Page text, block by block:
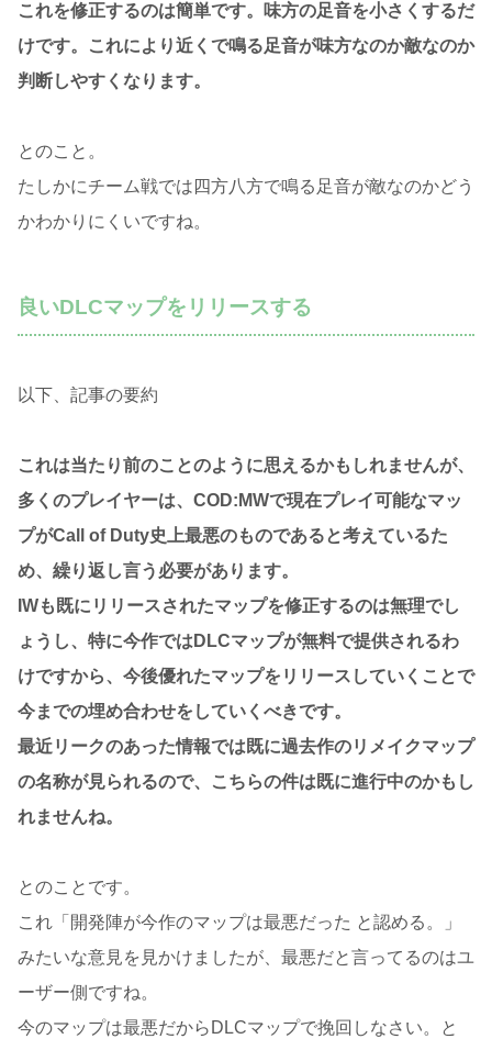
これを修正するのは簡単です。味方の足音を小さくするだ
けです。これにより近くで鳴る足音が味方なのか敵なのか
判断しやすくなります。
とのこと。
たしかにチーム戦では四方八方で鳴る足音が敵なのかどう
かわかりにくいですね。
良いDLCマップをリリースする
以下、記事の要約
これは当たり前のことのように思えるかもしれませんが、
多くのプレイヤーは、COD:MWで現在プレイ可能なマッ
プがCall of Duty史上最悪のものであると考えているた
め、繰り返し言う必要があります。
IWも既にリリースされたマップを修正するのは無理でし
ょうし、特に今作ではDLCマップが無料で提供されるわ
けですから、今後優れたマップをリリースしていくことで
今までの埋め合わせをしていくべきです。
最近リークのあった情報では既に過去作のリメイクマップ
の名称が見られるので、こちらの件は既に進行中のかもし
れませんね。
とのことです。
これ「開発陣が今作のマップは最悪だった と認める。」
みたいな意見を見かけましたが、最悪だと言ってるのはユ
ーザー側ですね。
今のマップは最悪だからDLCマップで挽回しなさい。と